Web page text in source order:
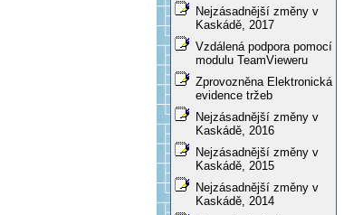
Nejzásadnější změny v
Kaskádě, 2017
Vzdálená podpora pomocí
modulu TeamVieweru
Zprovozněna Elektronická
evidence tržeb
Nejzásadnější změny v
Kaskádě, 2016
Nejzásadnější změny v
Kaskádě, 2015
Nejzásadnější změny v
Kaskádě, 2014